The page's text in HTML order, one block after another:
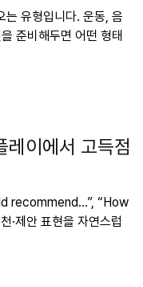
는 유형입니다. 운동, 음
준비해두면 어떤 형태
이에서 고득점
recommend…”, “How
제안 표현을 자연스럽